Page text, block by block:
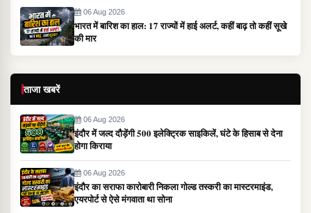
06 Aug 2026
भारत में बारिश का हाल: 17 राज्यों में हाई अलर्ट, कहीं बाढ़ तो कहीं सूखे
की मार
ताजा खबरें
06 Aug 2026
इंदौर में जल्द दौड़ेंगी 500 इलेक्ट्रिक साइकिलें, घंटे के हिसाब से देना
होगा किराया
06 Aug 2026
इंदौर का सराफा कारोबारी निकला गोल्ड तस्करी का मास्टरमाइंड,
एयरपोर्ट से ऐसे मंगवाता था सोना